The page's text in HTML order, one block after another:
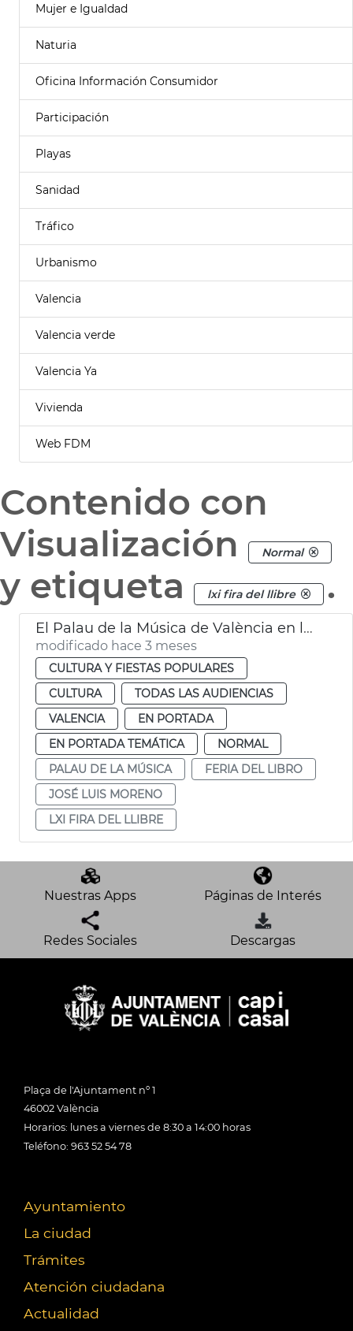
Mujer e Igualdad
Naturia
Oficina Información Consumidor
Participación
Playas
Sanidad
Tráfico
Urbanismo
Valencia
Valencia verde
Valencia Ya
Vivienda
Web FDM
Contenido con
Visualización
Normal
y etiqueta lxi fira del llibre .
El Palau de la Música de València en la LXI Feria Libro
modificado hace 3 meses
CULTURA Y FIESTAS POPULARES
CULTURA
TODAS LAS AUDIENCIAS
VALENCIA
EN PORTADA
EN PORTADA TEMÁTICA
NORMAL
PALAU DE LA MÚSICA
FERIA DEL LIBRO
JOSÉ LUIS MORENO
LXI FIRA DEL LLIBRE
Nuestras Apps Páginas de Interés
Redes Sociales Descargas
Plaça de l'Ajuntament nº 1
46002 València
Horarios: lunes a viernes de 8:30 a 14:00 horas
Teléfono: 963 52 54 78
Ayuntamiento
La ciudad
Trámites
Atención ciudadana
Actualidad